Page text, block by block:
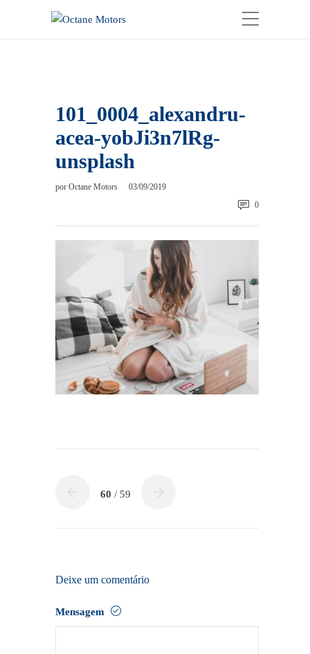
101_0004_alexandru-
acea-yobJi3n7lRg-
unsplash
por Octane Motors
03/09/2019
0
60 / 59
Deixe um comentário
Mensagem